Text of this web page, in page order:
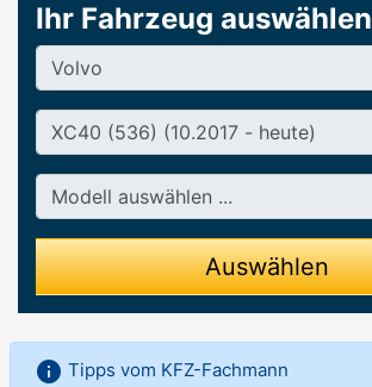
Ihr Fahrzeug auswählen
Hersteller
Baureihe
Modell
Auswählen
info Tipps vom KFZ-Fachmann